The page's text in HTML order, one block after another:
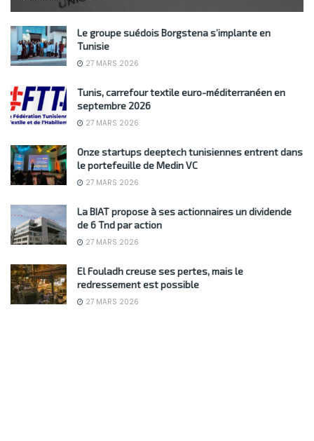
Le groupe suédois Borgstena s’implante en
Tunisie
27 MARS 2026
Tunis, carrefour textile euro-méditerranéen en
septembre 2026
27 MARS 2026
Onze startups deeptech tunisiennes entrent dans
le portefeuille de Medin VC
27 MARS 2026
La BIAT propose à ses actionnaires un dividende
de 6 Tnd par action
27 MARS 2026
El Fouladh creuse ses pertes, mais le
redressement est possible
27 MARS 2026